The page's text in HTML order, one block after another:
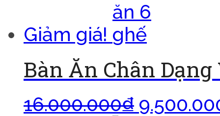
Giảm giá!
Bàn Ăn Chân Dạng
16.000.000₫